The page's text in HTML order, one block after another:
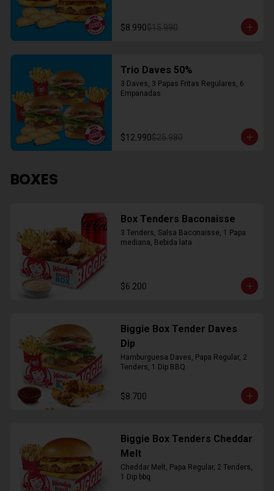
$8.990$15.990
Trio Daves 50%
3 Daves, 3 Papas Fritas Regulares, 6
Empanadas
$12.990$25.980
BOXES
Box Tenders Baconaisse
3 Tenders, Salsa Baconaisse, 1 Papa
mediana, Bebida lata
$6.200
Biggie Box Tender Daves
Dip
Hamburguesa Daves, Papa Regular, 2
Tenders, 1 Dip BBQ
$8.700
Biggie Box Tenders Cheddar
Melt
Cheddar Melt, Papa Regular, 2 Tenders,
1 Dip bbq